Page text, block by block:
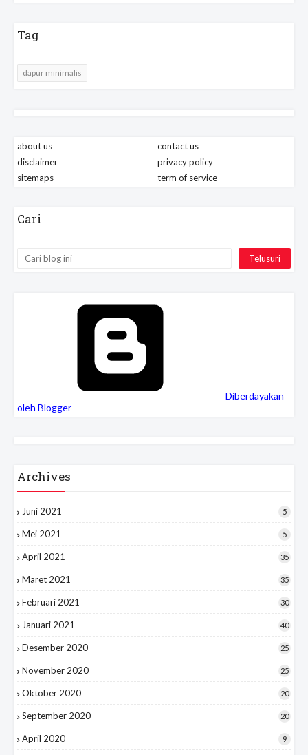
Tag
dapur minimalis
about us
contact us
disclaimer
privacy policy
sitemaps
term of service
Cari
Diberdayakan
oleh Blogger
Archives
Juni 2021 5
Mei 2021 5
April 2021 35
Maret 2021 35
Februari 2021 30
Januari 2021 40
Desember 2020 25
November 2020 25
Oktober 2020 20
September 2020 20
April 2020 9